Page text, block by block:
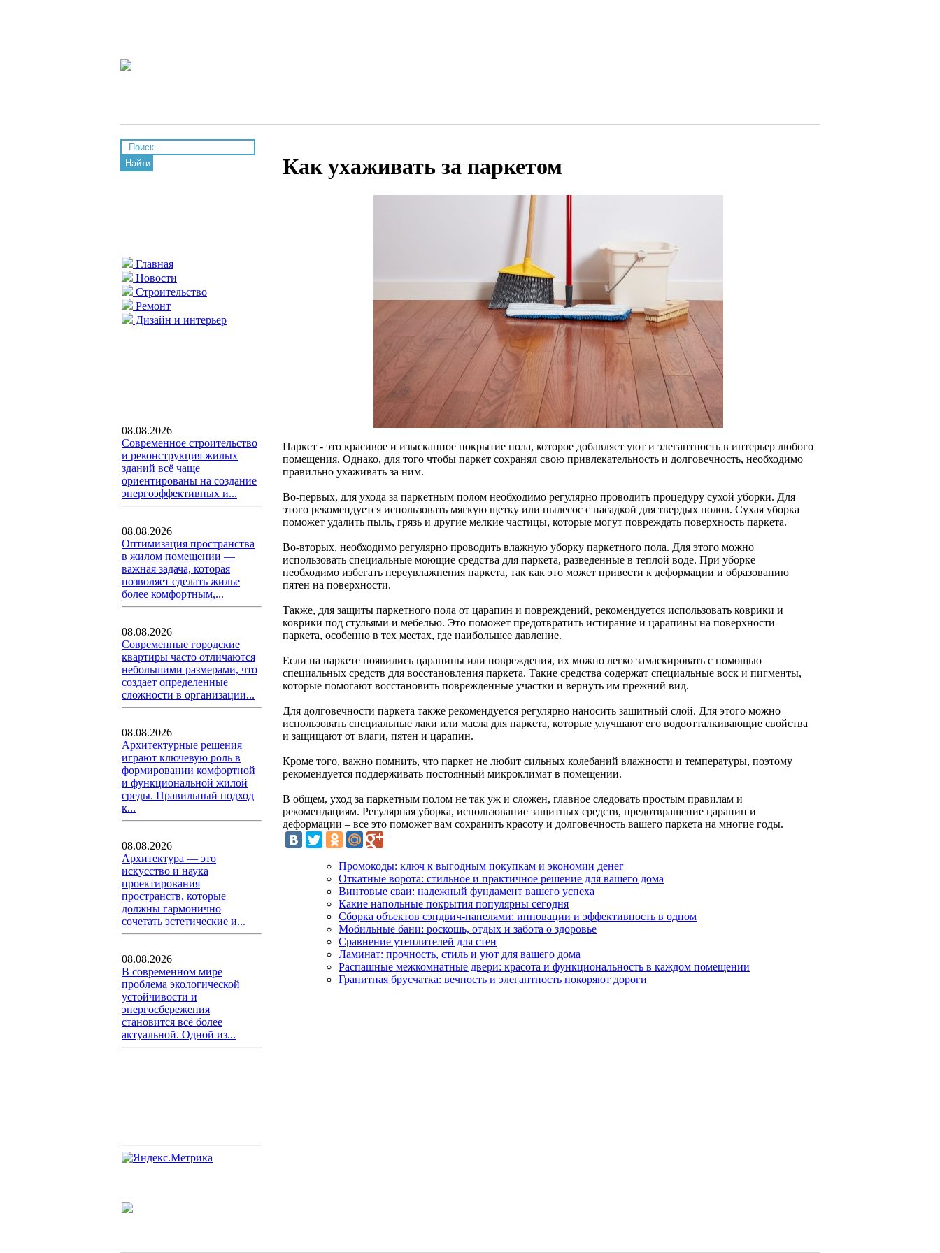
Найти
Главная
Новости
Строительство
Ремонт
Дизайн и интерьер
08.08.2026
Современное строительство
и реконструкция жилых
зданий всё чаще
ориентированы на создание
энергоэффективных и...
08.08.2026
Оптимизация пространства
в жилом помещении —
важная задача, которая
позволяет сделать жилье
более комфортным,...
08.08.2026
Современные городские
квартиры часто отличаются
небольшими размерами, что
создает определенные
сложности в организации...
08.08.2026
Архитектурные решения
играют ключевую роль в
формировании комфортной
и функциональной жилой
среды. Правильный подход
к...
08.08.2026
Архитектура — это
искусство и наука
проектирования
пространств, которые
должны гармонично
сочетать эстетические и...
08.08.2026
В современном мире
проблема экологической
устойчивости и
энергосбережения
становится всё более
актуальной. Одной из...
Как ухаживать за паркетом
Паркет - это красивое и изысканное покрытие пола, которое добавляет уют и элегантность в интерьер любого
помещения. Однако, для того чтобы паркет сохранял свою привлекательность и долговечность, необходимо
правильно ухаживать за ним.
Во-первых, для ухода за паркетным полом необходимо регулярно проводить процедуру сухой уборки. Для
этого рекомендуется использовать мягкую щетку или пылесос с насадкой для твердых полов. Сухая уборка
поможет удалить пыль, грязь и другие мелкие частицы, которые могут повреждать поверхность паркета.
Во-вторых, необходимо регулярно проводить влажную уборку паркетного пола. Для этого можно
использовать специальные моющие средства для паркета, разведенные в теплой воде. При уборке
необходимо избегать переувлажнения паркета, так как это может привести к деформации и образованию
пятен на поверхности.
Также, для защиты паркетного пола от царапин и повреждений, рекомендуется использовать коврики и
коврики под стульями и мебелью. Это поможет предотвратить истирание и царапины на поверхности
паркета, особенно в тех местах, где наибольшее давление.
Если на паркете появились царапины или повреждения, их можно легко замаскировать с помощью
специальных средств для восстановления паркета. Такие средства содержат специальные воск и пигменты,
которые помогают восстановить поврежденные участки и вернуть им прежний вид.
Для долговечности паркета также рекомендуется регулярно наносить защитный слой. Для этого можно
использовать специальные лаки или масла для паркета, которые улучшают его водоотталкивающие свойства
и защищают от влаги, пятен и царапин.
Кроме того, важно помнить, что паркет не любит сильных колебаний влажности и температуры, поэтому
рекомендуется поддерживать постоянный микроклимат в помещении.
В общем, уход за паркетным полом не так уж и сложен, главное следовать простым правилам и
рекомендациям. Регулярная уборка, использование защитных средств, предотвращение царапин и
деформации – все это поможет вам сохранить красоту и долговечность вашего паркета на многие годы.
Промокоды: ключ к выгодным покупкам и экономии денег
Откатные ворота: стильное и практичное решение для вашего дома
Винтовые сваи: надежный фундамент вашего успеха
Какие напольные покрытия популярны сегодня
Сборка объектов сэндвич-панелями: инновации и эффективность в одном
Мобильные бани: роскошь, отдых и забота о здоровье
Сравнение утеплителей для стен
Ламинат: прочность, стиль и уют для вашего дома
Распашные межкомнатные двери: красота и функциональность в каждом помещении
Гранитная брусчатка: вечность и элегантность покоряют дороги